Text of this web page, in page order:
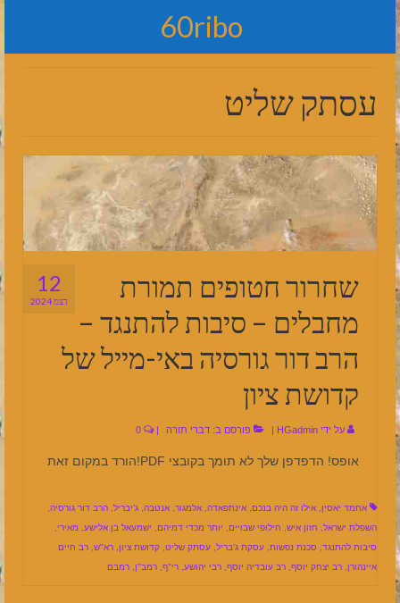
60ribo
עסתק שליט
12
דצמ 2024
שחרור חטופים תמורת
מחבלים – סיבות להתנגד –
הרב דור גורסיה באי-מייל של
קדושת ציון
על ידי HGadmin פורסם ב: דברי תורה
אופס! הדפדפן שלך לא תומך בקובצי PDF!הורד במקום זאת
אחמד יאסין, אילו זה היה בנכם, אינתפאדה, אלמגור, אנטבה, ג'יבריל, הרב דור גורסיה,
השפלת ישראל, חזון איש, חילופי שבויים, יותר מכדי דמיהם, ישמעאל בן אלישע, מאירי,
סיבות להתנגד, סכנת נפשות, עסקת ג'בריל, עסתק שליט, קדושת ציון, רא"ש, רב חיים
איינהורן, רב יצחק יוסף, רב עובדיה יוסף, רבי יהושע, רי"ף, רמב"ן, רמבם